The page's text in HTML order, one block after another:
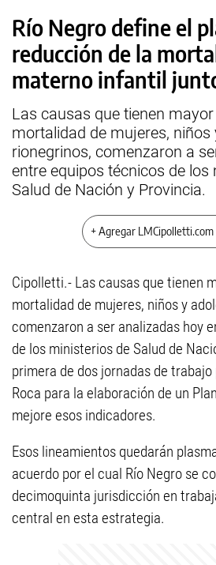
Río Negro define el
reducción de la
materno infantil
Las causas que tienen
mortalidad de mujeres, niños
rionegrinos, comenzaron a
entre equipos técnicos de los
Salud de Nación y Provincia.
+ Agregar LMCipolletti.com
Cipolletti.- Las causas que tienen
mortalidad de mujeres, niños y
comenzaron a ser analizadas hoy
de los ministerios de Salud de
primera de dos jornadas de
Roca para la elaboración de un
mejore esos indicadores.
Esos lineamientos quedarán
acuerdo por el cual Río Negro se
decimoquinta jurisdicción en
central en esta estrategia.